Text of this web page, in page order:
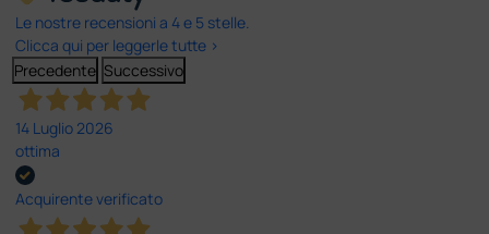
Le nostre recensioni a 4 e 5 stelle.
Clicca qui per leggerle tutte >
Precedente Successivo
14 Luglio 2026
ottima
Acquirente verificato